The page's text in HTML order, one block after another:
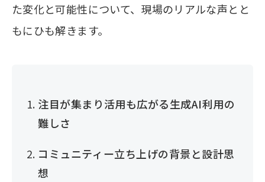
た変化と可能性について、現場のリアルな声とと
もにひも解きます。
注目が集まり活用も広がる生成AI利用の
難しさ
コミュニティー立ち上げの背景と設計思
想